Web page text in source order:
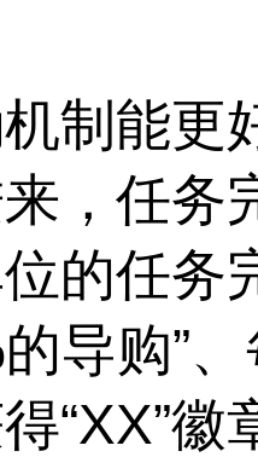
制能更
， 任务
的任务
导购”
“XX”